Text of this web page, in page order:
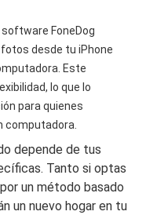
FoneDog
desde tu iPhone
Este
lo que lo
para quienes
computadora.
depende de tus
Tanto si optas
un método basado
un nuevo hogar en tu